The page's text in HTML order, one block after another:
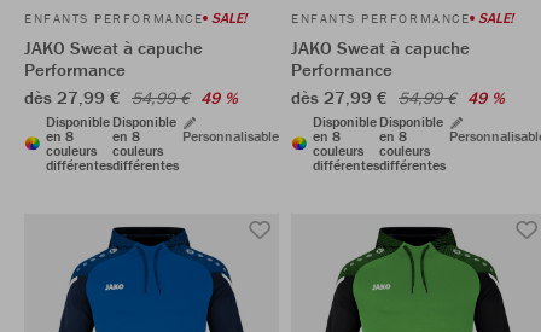
ENFANTS PERFORMANCE SALE!
JAKO Sweat à capuche
Performance
dès 27,99 € 54,99 € 49 %
Disponible
en 8
couleurs
différentes
Disponible
en 8
couleurs
différentes
Personnalisable
ENFANTS PERFORMANCE SALE!
JAKO Sweat à capuche
Performance
dès 27,99 € 54,99 € 49 %
Disponible
en 8
couleurs
différentes
Disponible
en 8
couleurs
différentes